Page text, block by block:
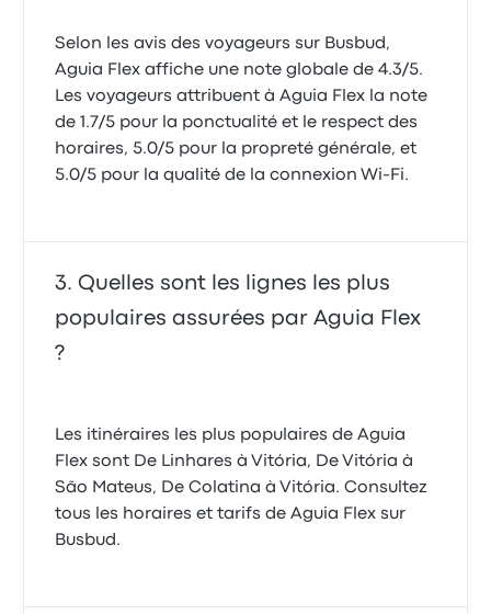
Selon les avis des voyageurs sur Busbud,
Aguia Flex affiche une note globale de 4.3/5.
Les voyageurs attribuent à Aguia Flex la note
de 1.7/5 pour la ponctualité et le respect des
horaires, 5.0/5 pour la propreté générale, et
5.0/5 pour la qualité de la connexion Wi-Fi.
Quelles sont les lignes les plus
populaires assurées par Aguia Flex
?
Les itinéraires les plus populaires de Aguia
Flex sont De Linhares à Vitória, De Vitória à
São Mateus, De Colatina à Vitória. Consultez
tous les horaires et tarifs de Aguia Flex sur
Busbud.